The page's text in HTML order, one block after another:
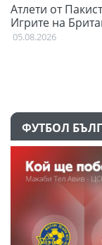
Атлети от
Игрите на
05.08.2026
ФУТБОЛ